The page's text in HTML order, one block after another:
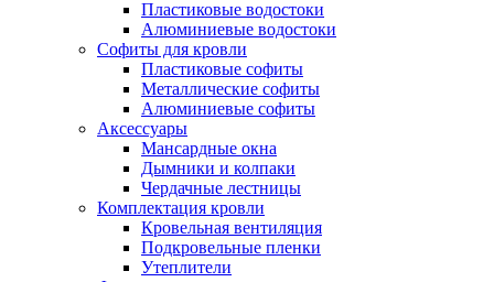
Пластиковые водостоки
Алюминиевые водостоки
Софиты для кровли
Пластиковые софиты
Металлические софиты
Алюминиевые софиты
Аксессуары
Мансардные окна
Дымники и колпаки
Чердачные лестницы
Комплектация кровли
Кровельная вентиляция
Подкровельные пленки
Утеплители